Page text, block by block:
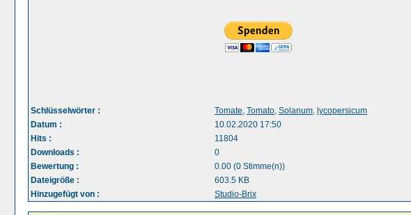
Schlüsselwörter : Tomate, Tomato, Solanum, lycopersicum
Datum :
10.02.2020 17:50
Hits :
11804
Downloads :
0
Bewertung :
0.00 (0 Stimme(n))
Dateigröße :
603.5 KB
Hinzugefügt von :
Studio-Brix